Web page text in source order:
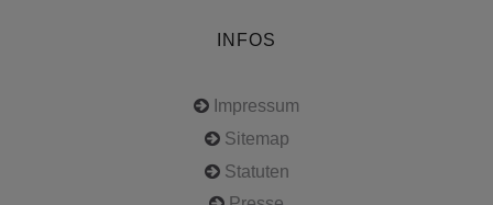
INFOS
Impressum
Sitemap
Statuten